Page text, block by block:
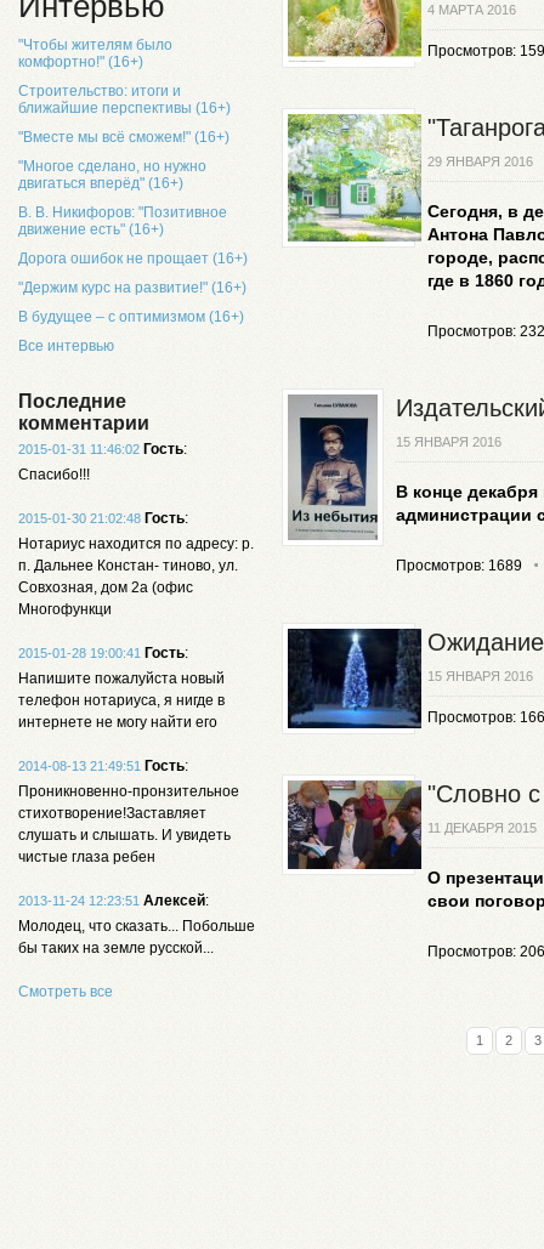
"Чтобы жителям было
комфортно!" (16+)
Строительство: итоги и
ближайшие перспективы (16+)
"Вместе мы всё сможем!" (16+)
"Многое сделано, но нужно
двигаться вперёд" (16+)
В. В. Никифоров: "Позитивное
движение есть" (16+)
Дорога ошибок не прощает (16+)
"Держим курс на развитие!" (16+)
В будущее – с оптимизмом (16+)
Все интервью
Последние
комментарии
2015-01-31 11:46:02 Гость:
Спасибо!!!
2015-01-30 21:02:48 Гость:
Нотариус находится по адресу: р.
п. Дальнее Констан- тиново, ул.
Совхозная, дом 2а (офис
Многофункци
2015-01-28 19:00:41 Гость:
Напишите пожалуйста новый
телефон нотариуса, я нигде в
интернете не могу найти его
2014-08-13 21:49:51 Гость:
Проникновенно-пронзительное
стихотворение!Заставляет
слушать и слышать. И увидеть
чистые глаза ребен
2013-11-24 12:23:51 Алексей:
Молодец, что сказать... Побольше
бы таких на земле русской...
Смотреть все
4 МАРТА 2016
Просмотров:
29 ЯНВАРЯ 2016
Сегодня, в
Антона
городе,
где в 1860
Просмотров:
15 ЯНВАРЯ 2016
В конце
администрации
Просмотров: 1689
15 ЯНВАРЯ 2016
Просмотров:
"Словно с
11 ДЕКАБРЯ 2015
О
свои
Просмотров:
1 2 3